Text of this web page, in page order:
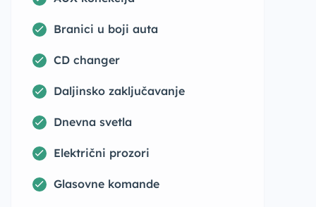
Branici u boji auta
CD changer
Daljinsko zaključavanje
Dnevna svetla
Električni prozori
Glasovne komande